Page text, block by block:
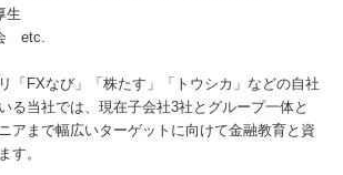
生
etc.
「FXなび」「株たす」「トウシカ」などの自社
る当社では、現在子会社3社とグループ一体と
アまで幅広いターゲットに向けて金融教育と資
す。